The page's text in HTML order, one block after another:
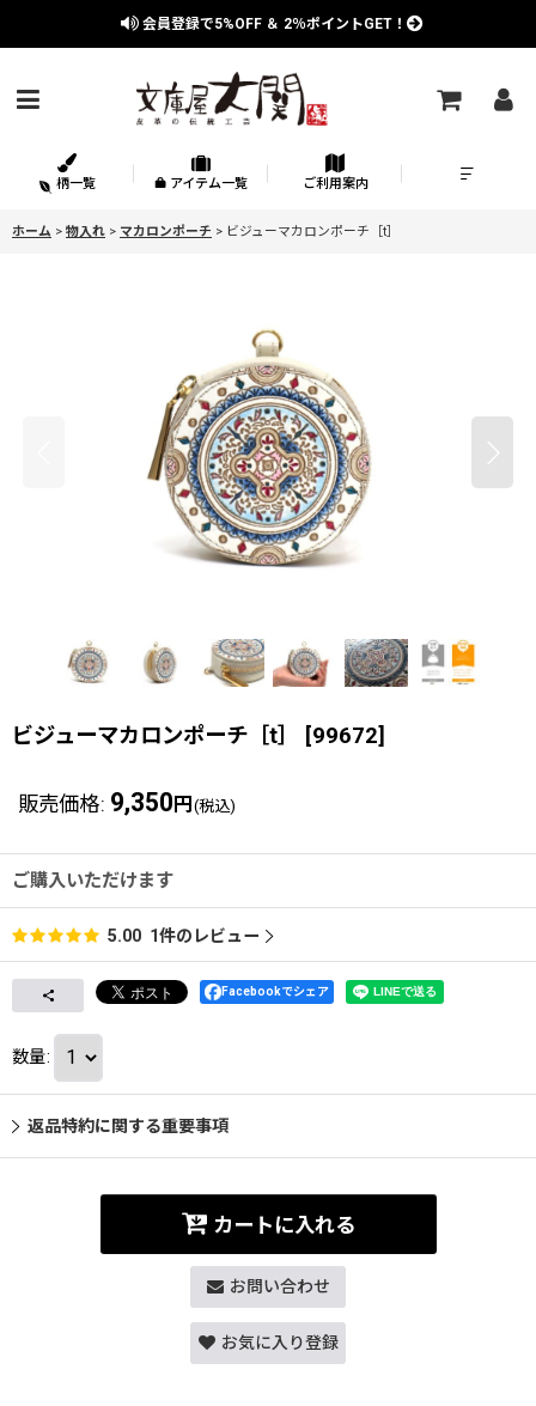
会員登録で5%OFF ＆ 2％ポイントGET！
柄一覧 アイテム一覧 ご利用案内
ホーム > 物入れ > マカロンポーチ > ビジューマカロンポーチ［t］
ビジューマカロンポーチ［t］ [99672]
販売価格: 9,350 円 (税込)
ご購入いただけます
5.00 1件のレビュー
Facebookでシェア
数量:
返品特約に関する重要事項
カートに入れる
お問い合わせ
お気に入り登録